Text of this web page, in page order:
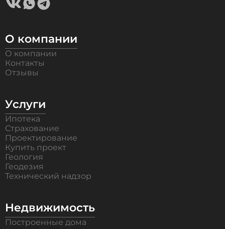
О компании
О компании
Контакты
Отзывы
Услуги
Ипотека
Страхование
Проектирование
Купить проект
Геология
Геодезия
Технический надзор
Недвижимость
Построенные дома